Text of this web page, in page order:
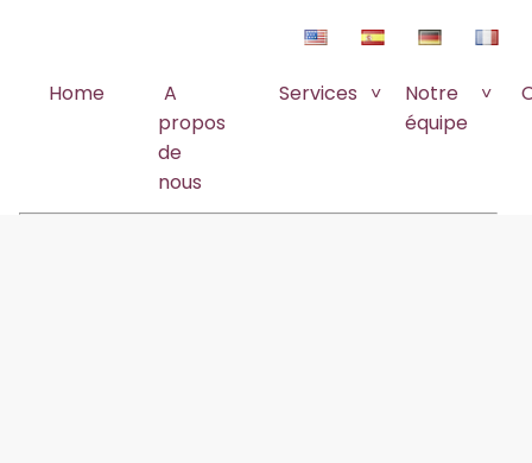
Home
A
propos
de
nous
Services
Notre
équipe